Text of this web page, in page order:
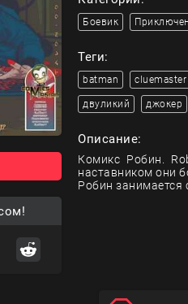
Боевик
Теги:
batman cluemaster
двуликий джокер
Описание:
Комикс Робин.
наставником они
Робин занимается